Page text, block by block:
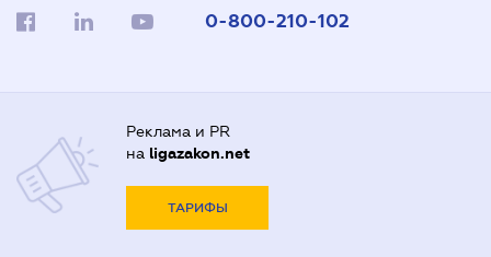
0-800-210-102
Реклама и PR
на ligazakon.net
ТАРИФЫ